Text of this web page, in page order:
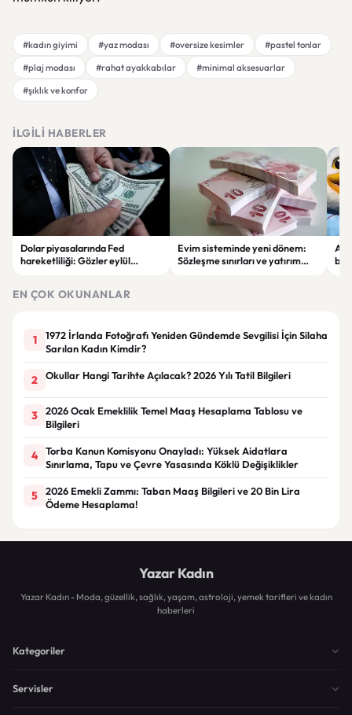
#kadın giyimi #yaz modası #oversize kesimler
#pastel tonlar
#plaj modası
#rahat ayakkabılar
#minimal aksesuarlar
#şıklık ve konfor
İLGILI HABERLER
Dolar piyasalarında Fed
hareketliliği: Gözler eylül
Evim sisteminde yeni dönem:
Sözleşme sınırları ve yatırım
EN ÇOK OKUNANLAR
1
1972 İrlanda Fotoğrafı Yeniden Gündemde Sevgilisi İçin Silaha
Sarılan Kadın Kimdir?
2 Okullar Hangi Tarihte Açılacak? 2026 Yılı Tatil Bilgileri
3
2026 Ocak Emeklilik Temel Maaş Hesaplama Tablosu ve
Bilgileri
4
Torba Kanun Komisyonu Onayladı: Yüksek Aidatlara
Sınırlama, Tapu ve Çevre Yasasında Köklü Değişiklikler
5
2026 Emekli Zammı: Taban Maaş Bilgileri ve 20 Bin Lira
Ödeme Hesaplama!
Yazar Kadın
Yazar Kadın - Moda, güzellik, sağlık, yaşam, astroloji, yemek tarifleri ve kadın
haberleri
Kategoriler
Servisler